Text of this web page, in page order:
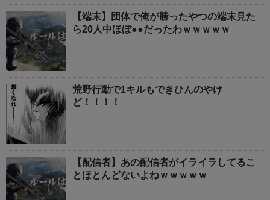
【端末】団体で俺が勝ったやつの端末見た
ら20人中ほぼ●●だったわｗｗｗｗｗ
荒野行動で1キルもできひんのやけ
ど！！！！
【配信者】あの配信者がイライラしてるこ
とほとんどないよねｗｗｗｗｗ